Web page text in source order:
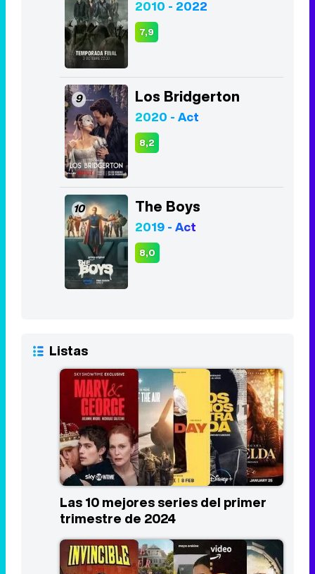
2020 - Act
8,2
10 The Boys
2019 - Act
8,0
Listas
Las 10 mejores series del primer
trimestre de 2024